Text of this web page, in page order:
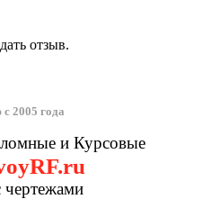
отзыв.
2005 года
и Курсовые
чертежами